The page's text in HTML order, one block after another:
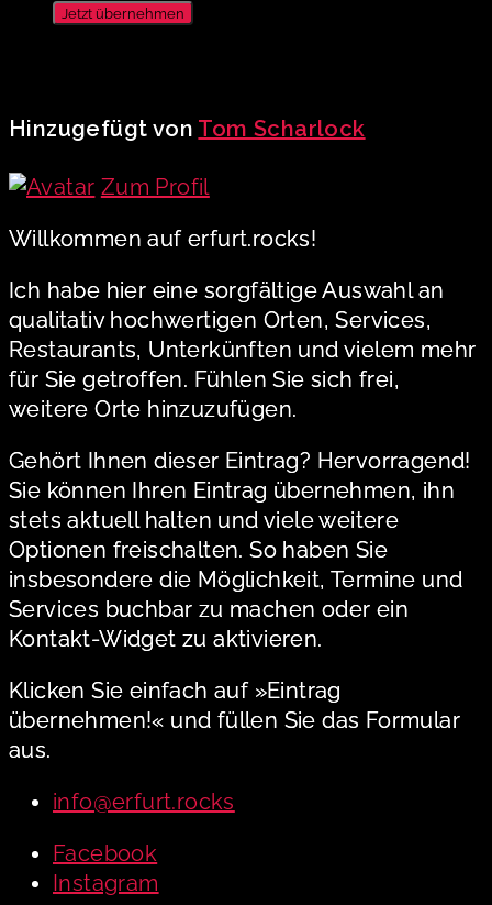
Jetzt übernehmen
Hinzugefügt von Tom Scharlock
Zum Profil
Willkommen auf erfurt.rocks!
Ich habe hier eine sorgfältige Auswahl an
qualitativ hochwertigen Orten, Services,
Restaurants, Unterkünften und vielem mehr
für Sie getroffen. Fühlen Sie sich frei,
weitere Orte hinzuzufügen.
Gehört Ihnen dieser Eintrag? Hervorragend!
Sie können Ihren Eintrag übernehmen, ihn
stets aktuell halten und viele weitere
Optionen freischalten. So haben Sie
insbesondere die Möglichkeit, Termine und
Services buchbar zu machen oder ein
Kontakt-Widget zu aktivieren.
Klicken Sie einfach auf »Eintrag
übernehmen!« und füllen Sie das Formular
aus.
info@erfurt.rocks
Facebook
Instagram